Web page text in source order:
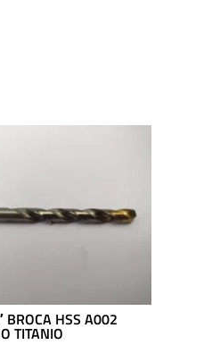
HSS A002
TITANIO